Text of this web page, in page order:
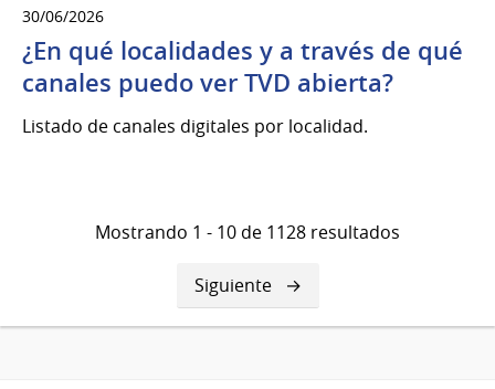
30/06/2026
¿En qué localidades y a través de qué
canales puedo ver TVD abierta?
Listado de canales digitales por localidad.
Mostrando 1 - 10 de 1128 resultados
Siguiente
página
Siguiente